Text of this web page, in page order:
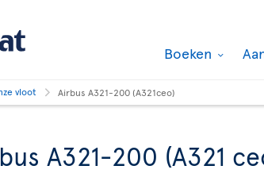
Boeken
vloot Airbus A321-200 (A321ceo)
A321-200 (A321